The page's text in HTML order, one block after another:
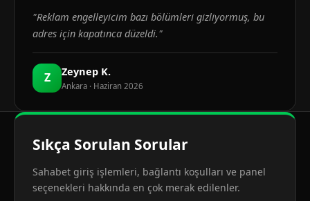
"Reklam engelleyicim bazı bölümleri gizliyormuş, bu
adres için kapatınca düzeldi."
Z Zeynep K.
Ankara · Haziran 2026
Sıkça Sorulan Sorular
Sahabet giriş işlemleri, bağlantı koşulları ve panel
seçenekleri hakkında en çok merak edilenler.